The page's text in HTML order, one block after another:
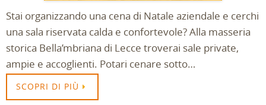
Stai organizzando una cena di Natale aziendale e cerchi
una sala riservata calda e confortevole? Alla masseria
storica Bella’mbriana di Lecce troverai sale private,
ampie e accoglienti. Potari cenare sotto…
SCOPRI DI PIÙ